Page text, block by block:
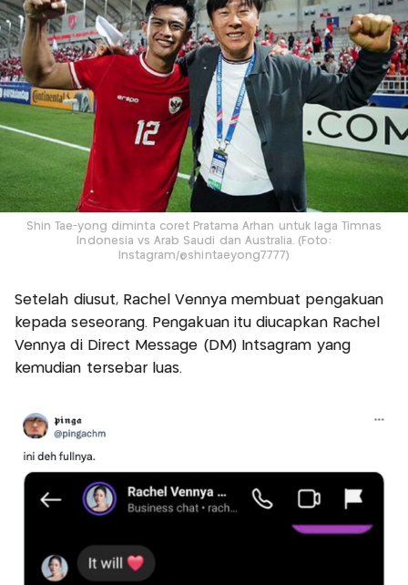
Shin Tae-yong diminta coret Pratama Arhan untuk laga Timnas
Indonesia vs Arab Saudi dan Australia. (Foto:
Instagram/@shintaeyong7777)
Setelah diusut, Rachel Vennya membuat pengakuan
kepada seseorang. Pengakuan itu diucapkan Rachel
Vennya di Direct Message (DM) Intsagram yang
kemudian tersebar luas.